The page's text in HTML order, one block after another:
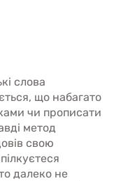
слова
що набагато
чи прописати
метод
свою
далеко не